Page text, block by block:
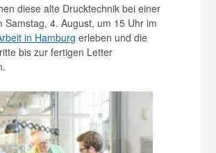
diese alte Drucktechnik bei einer
Samstag, 4. August, um 15 Uhr im
in Hamburg erleben und die
bis zur fertigen Letter